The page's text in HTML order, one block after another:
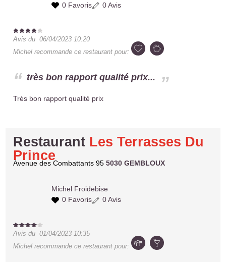
0 Favoris
0 Avis
Avis du06/04/2023 10:20
Michel recommande ce restaurant pour:
très bon rapport qualité prix...
Très bon rapport qualité prix
Restaurant Les Terrasses Du
Prince
Avenue des Combattants 955030 GEMBLOUX
Michel Froidebise
0 Favoris
0 Avis
Avis du01/04/2023 10:35
Michel recommande ce restaurant pour: